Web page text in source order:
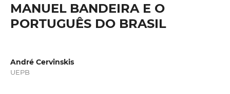
MANUEL BANDEIRA E O
PORTUGUÊS DO BRASIL
André Cervinskis
UEPB